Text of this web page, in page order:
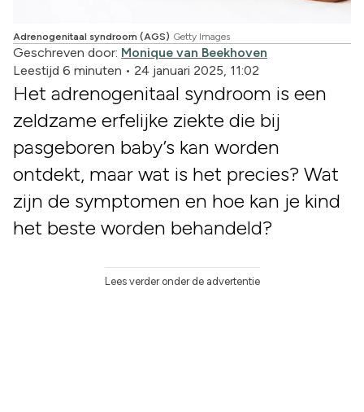
Adrenogenitaal syndroom (AGS) Getty Images
Geschreven door: Monique van Beekhoven
Leestijd 6 minuten • 24 januari 2025, 11:02
Het adrenogenitaal syndroom is een
zeldzame erfelijke ziekte die bij
pasgeboren baby’s kan worden
ontdekt, maar wat is het precies? Wat
zijn de symptomen en hoe kan je kind
het beste worden behandeld?
Lees verder onder de advertentie